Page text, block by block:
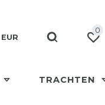
EUR
0
TRACHTEN